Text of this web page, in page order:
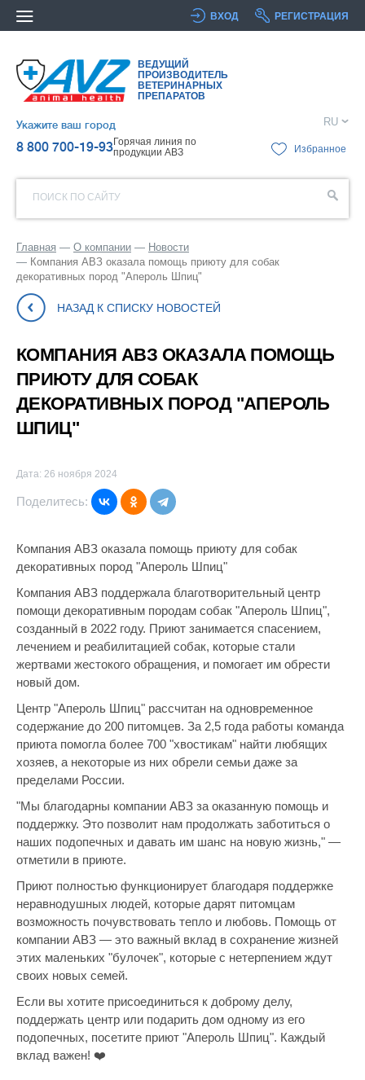
ВХОД РЕГИСТРАЦИЯ
ВЕДУЩИЙ
ПРОИЗВОДИТЕЛЬ
ВЕТЕРИНАРНЫХ
ПРЕПАРАТОВ
Укажите ваш город
8 800 700-19-93Горячая линия по
продукции АВЗ
RU
Избранное
ПОИСК ПО САЙТУ
Главная О компании
Новости
Компания АВЗ оказала помощь приюту для собак
декоративных пород "Апероль Шпиц"
НАЗАД К СПИСКУ НОВОСТЕЙ
КОМПАНИЯ АВЗ ОКАЗАЛА ПОМОЩЬ
ПРИЮТУ ДЛЯ СОБАК
ДЕКОРАТИВНЫХ ПОРОД "АПЕРОЛЬ
ШПИЦ"
Дата: 26 ноября 2024
Поделитесь:
Компания АВЗ оказала помощь приюту для собак
декоративных пород "Апероль Шпиц"
Компания АВЗ поддержала благотворительный центр
помощи декоративным породам собак "Апероль Шпиц",
созданный в 2022 году. Приют занимается спасением,
лечением и реабилитацией собак, которые стали
жертвами жестокого обращения, и помогает им обрести
новый дом.
Центр "Апероль Шпиц" рассчитан на одновременное
содержание до 200 питомцев. За 2,5 года работы команда
приюта помогла более 700 "хвостикам" найти любящих
хозяев, а некоторые из них обрели семьи даже за
пределами России.
"Мы благодарны компании АВЗ за оказанную помощь и
поддержку. Это позволит нам продолжать заботиться о
наших подопечных и давать им шанс на новую жизнь," —
отметили в приюте.
Приют полностью функционирует благодаря поддержке
неравнодушных людей, которые дарят питомцам
возможность почувствовать тепло и любовь. Помощь от
компании АВЗ — это важный вклад в сохранение жизней
этих маленьких "булочек", которые с нетерпением ждут
своих новых семей.
Если вы хотите присоединиться к доброму делу,
поддержать центр или подарить дом одному из его
подопечных, посетите приют "Апероль Шпиц". Каждый
вклад важен! ❤️